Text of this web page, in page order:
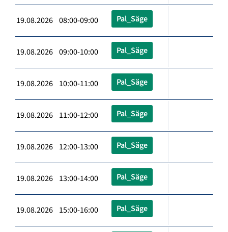
19.08.2026 08:00-09:00 Pal_Säge
19.08.2026 09:00-10:00 Pal_Säge
19.08.2026 10:00-11:00 Pal_Säge
19.08.2026 11:00-12:00 Pal_Säge
19.08.2026 12:00-13:00 Pal_Säge
19.08.2026 13:00-14:00 Pal_Säge
19.08.2026 15:00-16:00 Pal_Säge